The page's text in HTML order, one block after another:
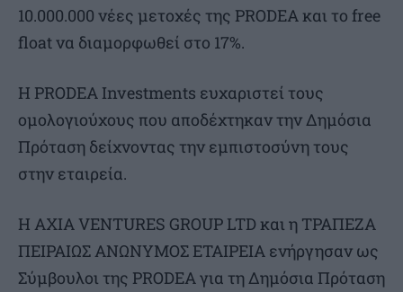
10.000.000 νέες μετοχές της PRODEA και το free
float να διαμορφωθεί στο 17%.
Η PRODEA Investments ευχαριστεί τους
ομολογιούχους που αποδέχτηκαν την Δημόσια
Πρόταση δείχνοντας την εμπιστοσύνη τους
στην εταιρεία.
Η AXIA VENTURES GROUP LTD και η ΤΡΑΠΕΖΑ
ΠΕΙΡΑΙΩΣ ΑΝΩΝΥΜΟΣ ΕΤΑΙΡΕΙΑ ενήργησαν ως
Σύμβουλοι της PRODEA για τη Δημόσια Πρόταση